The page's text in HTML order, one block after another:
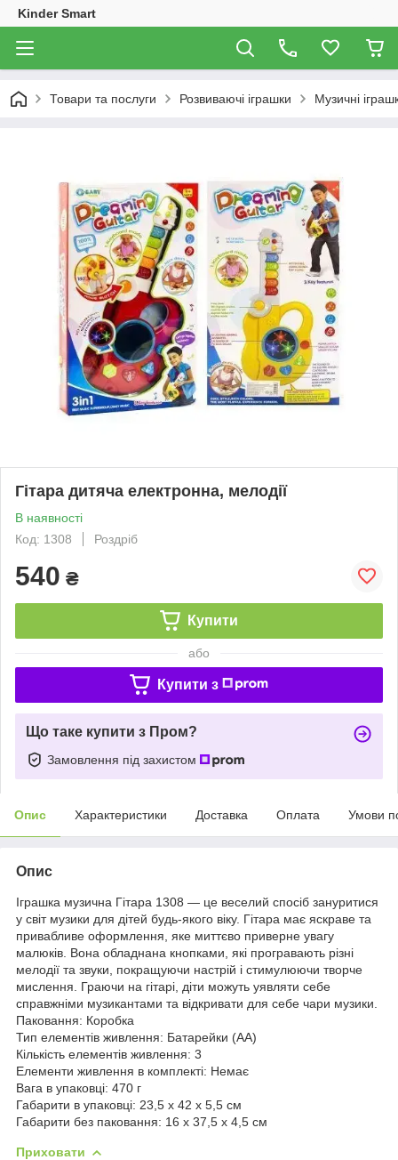
Kinder Smart
Товари та послуги Розвиваючі іграшки Музичні
Гітара дитяча електронна, мелодії
В наявності
Код: 1308
Роздріб
540 ₴
Купити
або
Купити з
Що таке купити з Пром?
Замовлення під захистом
Опис Характеристики Доставка Оплата Умови
Опис
Іграшка музична Гітара 1308 — це веселий спосіб зануритися
у світ музики для дітей будь-якого віку. Гітара має яскраве та
привабливе оформлення, яке миттєво приверне увагу
малюків. Вона обладнана кнопками, які програвають різні
мелодії та звуки, покращуючи настрій і стимулюючи творче
мислення. Граючи на гітарі, діти можуть уявляти себе
справжніми музикантами та відкривати для себе чари музики.
Паковання: Коробка
Тип елементів живлення: Батарейки (АА)
Кількість елементів живлення: 3
Елементи живлення в комплекті: Немає
Вага в упаковці: 470 г
Габарити в упаковці: 23,5 x 42 x 5,5 см
Габарити без паковання: 16 x 37,5 x 4,5 см
Приховати